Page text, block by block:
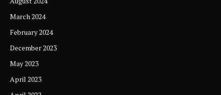
March 2024
February 2024
December 2023
May 2023
April 2023